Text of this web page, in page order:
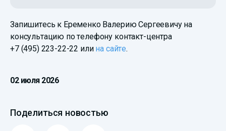
Запишитесь к Еременко Валерию Сергеевичу на
консультацию по телефону контакт-центра
+7 (495) 223-22-22 или на сайте.
02 июля 2026
Поделиться новостью